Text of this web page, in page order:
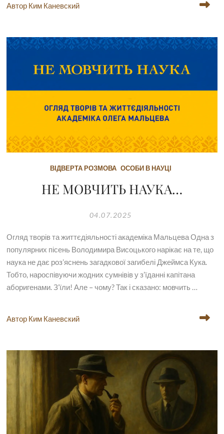
Автор Ким Каневский
ВІДВЕРТА РОЗМОВА ОСОБИ В НАУЦІ
НЕ МОВЧИТЬ НАУКА…
04.07.2025
Огляд творів та життєдіяльності академіка Мальцева Одна з
популярних пісень Володимира Висоцького нарікає на те, що
наука не дає роз’яснень загадкової загибелі Джеймса Кука.
Тобто, нароспівуючи жодних сумнівів у з’їданні капітана
аборигенами. З’їли! Але – чому? Так і сказано: мовчить …
Автор Ким Каневский